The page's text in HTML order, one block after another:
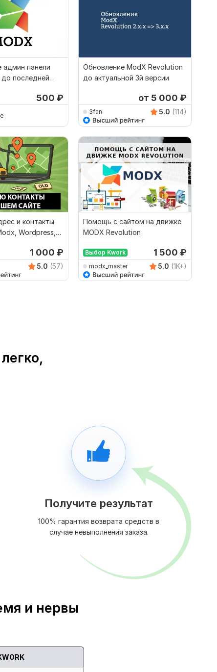
админ панели
до последней
500 ₽
Обновление ModX Revolution
до актуальной 3й версии
от 5 000 ₽
3fan 5.0 (114)
и контакты
Wordpress,
1 000 ₽
5.0 (57)
Помощь с сайтом на движке
MODX Revolution
Выбор Kwork 1 500 ₽
modx_master 5.0 (1K+)
Получите результат
100% гарантия возврата средств в
случае невыполнения заказа.
и нервы